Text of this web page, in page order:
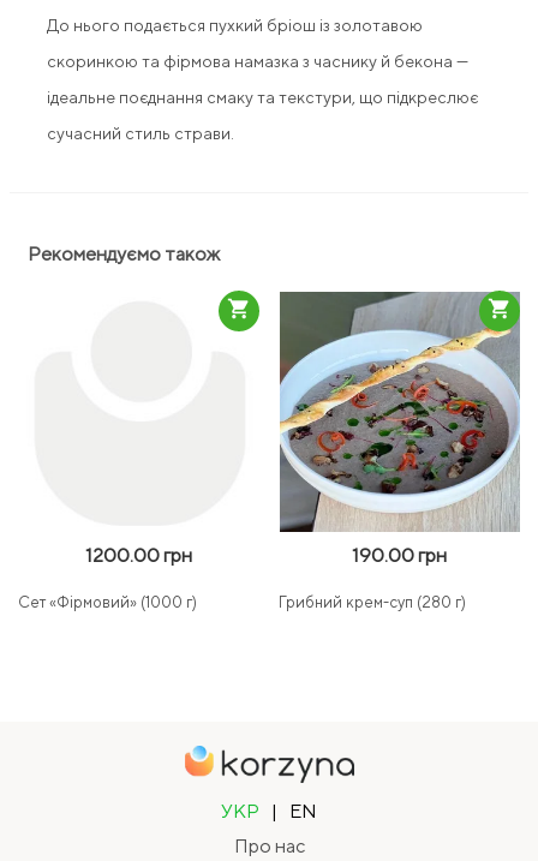
До нього подається пухкий бріош із золотавою
скоринкою та фірмова намазка з часнику й бекона —
ідеальне поєднання смаку та текстури, що підкреслює
сучасний стиль страви.
Рекомендуємо також
1200.00 грн
Сет «Фірмовий» (1000 г)
shopping_cart
190.00 грн
Грибний крем-суп (280 г)
shopping_cart
УКР |
EN
Про нас